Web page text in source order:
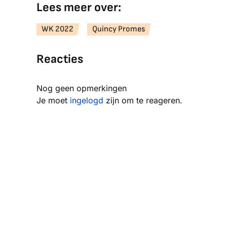
Lees meer over:
WK 2022 Quincy Promes
Reacties
Nog geen opmerkingen
Je moet ingelogd zijn om te reageren.